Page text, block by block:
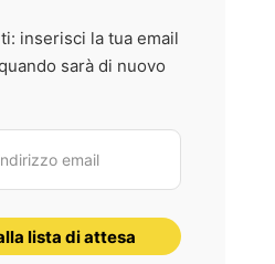
inserisci la tua email
sarà di nuovo